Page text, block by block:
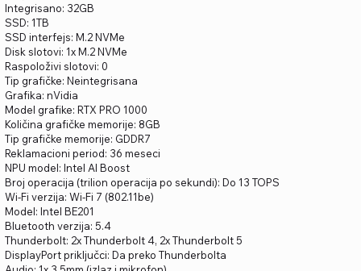
Integrisano: 32GB
SSD: 1TB
SSD interfejs: M.2 NVMe
Disk slotovi: 1x M.2 NVMe
Raspoloživi slotovi: 0
Tip grafičke: Neintegrisana
Grafika: nVidia
Model grafike: RTX PRO 1000
Količina grafičke memorije: 8GB
Tip grafičke memorije: GDDR7
Reklamacioni period: 36 meseci
NPU model: Intel AI Boost
Broj operacija (trilion operacija po sekundi): Do 13 TOPS
Wi-Fi verzija: Wi-Fi 7 (802.11be)
Model: Intel BE201
Bluetooth verzija: 5.4
Thunderbolt: 2x Thunderbolt 4, 2x Thunderbolt 5
DisplayPort priključci: Da preko Thunderbolta